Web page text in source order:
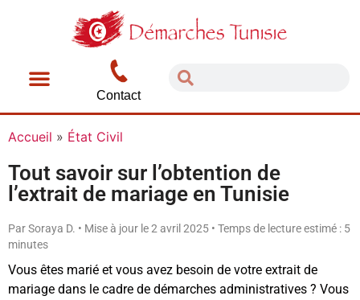
Contact
Accueil » État Civil
Tout savoir sur l’obtention de
l’extrait de mariage en Tunisie
Par Soraya D. • Mise à jour le 2 avril 2025 • Temps de lecture estimé : 5
minutes
Vous êtes marié et vous avez besoin de votre extrait de
mariage dans le cadre de démarches administratives ? Vous